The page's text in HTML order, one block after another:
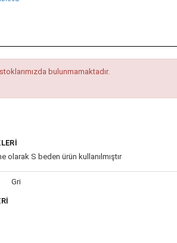
bulunmamaktadır.
olarak S beden ürün kullanılmıştır
Gri